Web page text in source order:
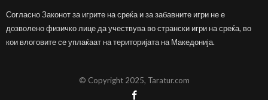
Согласно Законот за игрите на среќа и за забавните игри не е
дозволено физичко лице да учествува во странски игри на среќа, во
кои влоговите се уплаќаат на територијата на Македонија.
© Copyright 2025, Taratur.com